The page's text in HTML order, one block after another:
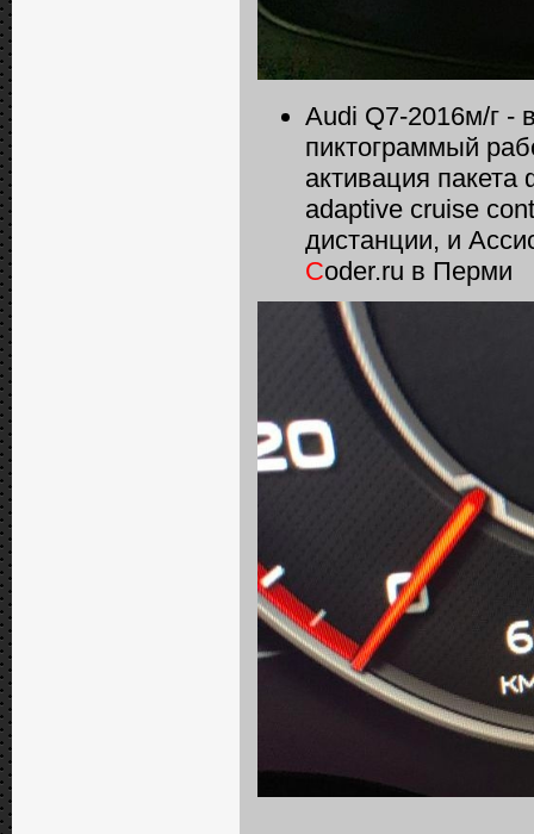
Audi Q7-2016м/г -
пиктограммый
активация
adaptive сruise
дистанции, и
Coder.ru в Перми